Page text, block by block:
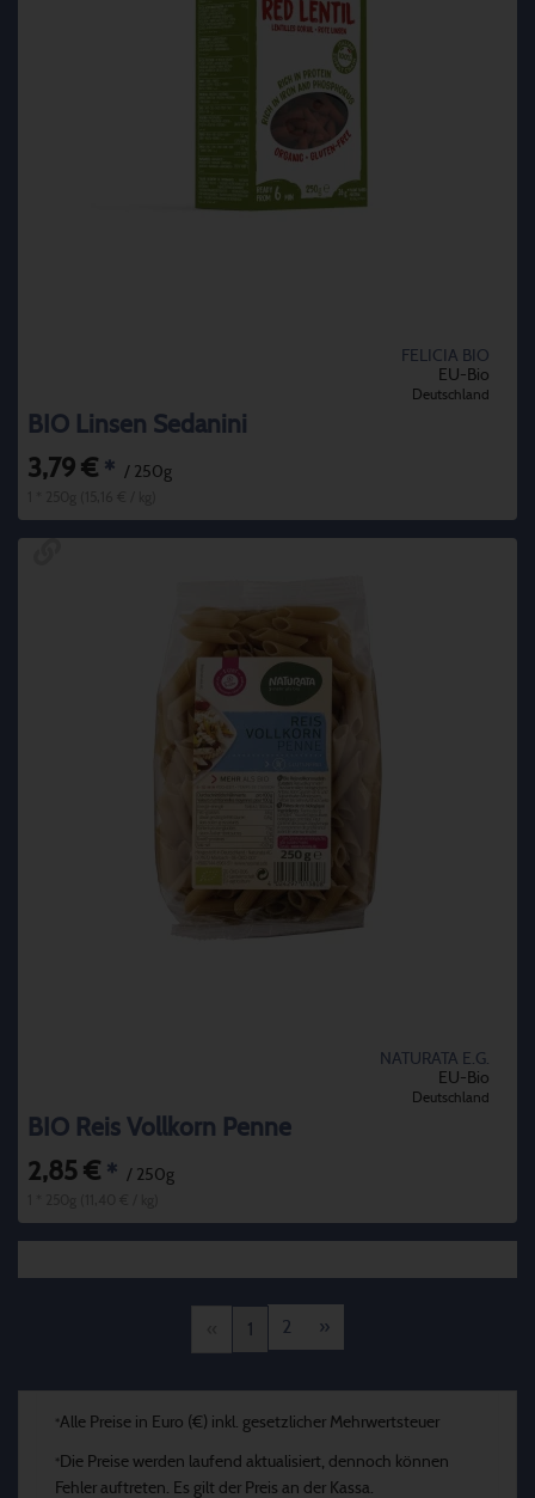
FELICIA BIO
EU-Bio
Deutschland
BIO Linsen Sedanini
3,79 € * / 250g
NATURATA E.G.
EU-Bio
Deutschland
BIO Reis Vollkorn Penne
2,85 € * / 250g
1 2 »
*Alle Preise in Euro (€) inkl. gesetzlicher Mehrwertsteuer
* Die Preise werden laufend aktualisiert, dennoch können
Fehler auftreten. Es gilt der Preis an der Kassa.